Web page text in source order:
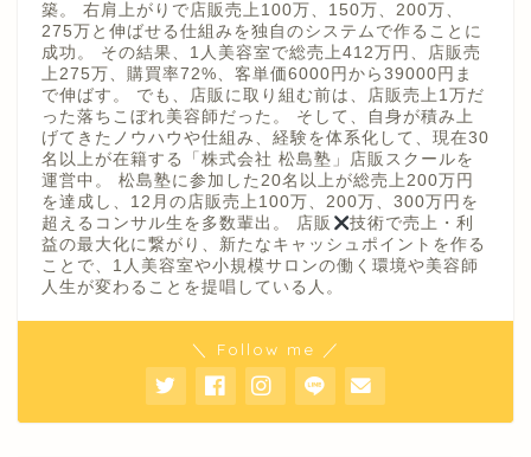
築。 右肩上がりで店販売上100万、150万、200万、
275万と伸ばせる仕組みを独自のシステムで作ることに
成功。 その結果、1人美容室で総売上412万円、店販売
上275万、購買率72%、客単価6000円から39000円ま
で伸ばす。 でも、店販に取り組む前は、店販売上1万だ
った落ちこぼれ美容師だった。 そして、自身が積み上
げてきたノウハウや仕組み、経験を体系化して、現在30
名以上が在籍する「株式会社 松島塾」店販スクールを
運営中。 松島塾に参加した20名以上が総売上200万円
を達成し、12月の店販売上100万、200万、300万円を
超えるコンサル生を多数輩出。 店販
技術で売上・利
益の最大化に繋がり、新たなキャッシュポイントを作る
ことで、1人美容室や小規模サロンの働く環境や美容師
人生が変わることを提唱している人。
＼ Follow me ／